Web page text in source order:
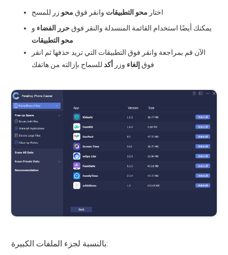
اختار محو التطبيقات وانقر فوق محو زر للمسح
يمكنك أيضًا استخدام القائمة المنسدلة والنقر فوقحرر الفضاء و
محو التطبيقات
الآن قم بمراجعة وانقر فوق التطبيقات التي تريد حذفها ثم انقر
فوق إلغاء وزر أكدللسماح بإزالته من هاتفك
بالنسبة لجزء الملفات الكبيرة: